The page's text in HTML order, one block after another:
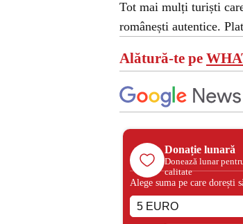
Tot mai mulți turiști
românești autentice.
Alătură-te pe
Donație lunară
Donează lunar
calitate
Alege suma pe care dorești